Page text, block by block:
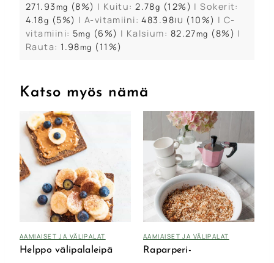
271.93mg (8%) | Kuitu:2.78g (12%) |Sokerit:
4.18g (5%) | A-vitamiini:483.98IU (10%) | C-
vitamiini: 5mg (6%) | Kalsium: 82.27mg (8%) |
Rauta:1.98mg (11%)
Katso myös nämä
AAMIAISET JA VÄLIPALAT
Helppo välipalaleipä
AAMIAISET JA VÄLIPALAT
Raparperi-